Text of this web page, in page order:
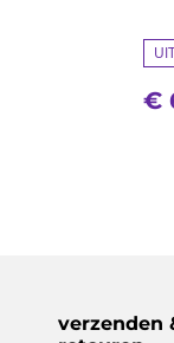
€
verzenden